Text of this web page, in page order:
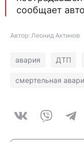
сообщает
Автор: Леонид Актинов
авария ДТП
смертельная